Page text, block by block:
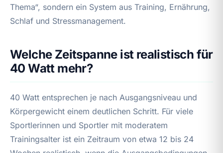
Thema“, sondern ein System aus Training, Ernährung,
Schlaf und Stressmanagement.
Welche Zeitspanne ist realistisch für
40 Watt mehr?
40 Watt entsprechen je nach Ausgangsniveau und
Körpergewicht einem deutlichen Schritt. Für viele
Sportlerinnen und Sportler mit moderatem
Trainingsalter ist ein Zeitraum von etwa 12 bis 24